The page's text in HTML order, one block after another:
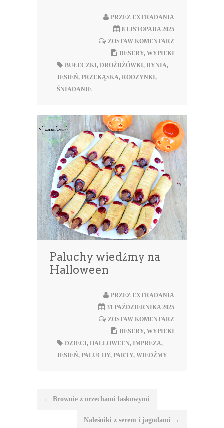
PRZEZ EXTRADANIA
8 LISTOPADA 2025
ZOSTAW KOMENTARZ
DESERY, WYPIEKI
BUŁECZKI, DROŻDŻÓWKI, DYNIA,
JESIEŃ, PRZEKĄSKA, RODZYNKI,
ŚNIADANIE
Paluchy wiedźmy na
Halloween
PRZEZ EXTRADANIA
31 PAŹDZIERNIKA 2025
ZOSTAW KOMENTARZ
DESERY, WYPIEKI
DZIECI, HALLOWEEN, IMPREZA,
JESIEŃ, PALUCHY, PARTY, WIEDŹMY
Nawigacja
← Brownie z orzechami laskowymi
Naleśniki z serem i jagodami →